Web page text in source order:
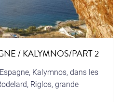
/ KALYMNOS/PART 2
Kalymnos, dans les
Riglos, grande